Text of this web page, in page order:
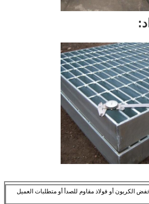
الكربون أو فولاذ مقاوم للصدأ أو متطلبات العميل